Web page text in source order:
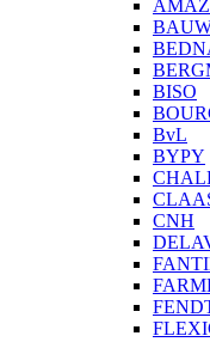
BISO
BvL
BYPY
CNH